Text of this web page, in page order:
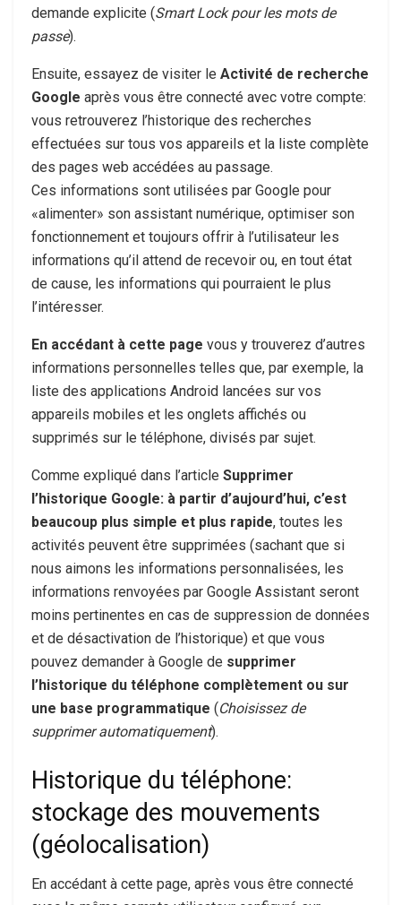
demande explicite (Smart Lock pour les mots de
passe).
Ensuite, essayez de visiter le Activité de recherche
Google après vous être connecté avec votre compte:
vous retrouverez l’historique des recherches
effectuées sur tous vos appareils et la liste complète
des pages web accédées au passage.
Ces informations sont utilisées par Google pour
«alimenter» son assistant numérique, optimiser son
fonctionnement et toujours offrir à l’utilisateur les
informations qu’il attend de recevoir ou, en tout état
de cause, les informations qui pourraient le plus
l’intéresser.
En accédant à cette page vous y trouverez d’autres
informations personnelles telles que, par exemple, la
liste des applications Android lancées sur vos
appareils mobiles et les onglets affichés ou
supprimés sur le téléphone, divisés par sujet.
Comme expliqué dans l’article Supprimer
l’historique Google: à partir d’aujourd’hui, c’est
beaucoup plus simple et plus rapide, toutes les
activités peuvent être supprimées (sachant que si
nous aimons les informations personnalisées, les
informations renvoyées par Google Assistant seront
moins pertinentes en cas de suppression de données
et de désactivation de l’historique) et que vous
pouvez demander à Google de supprimer
l’historique du téléphone complètement ou sur
une base programmatique (Choisissez de
supprimer automatiquement).
Historique du téléphone:
stockage des mouvements
(géolocalisation)
En accédant à cette page, après vous être connecté